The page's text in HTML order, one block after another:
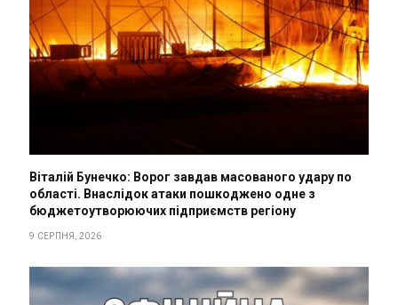
Віталій Бунечко: Ворог завдав масованого удару по
області. Внаслідок атаки пошкоджено одне з
бюджетоутворюючих підприємств регіону
9 СЕРПНЯ, 2026